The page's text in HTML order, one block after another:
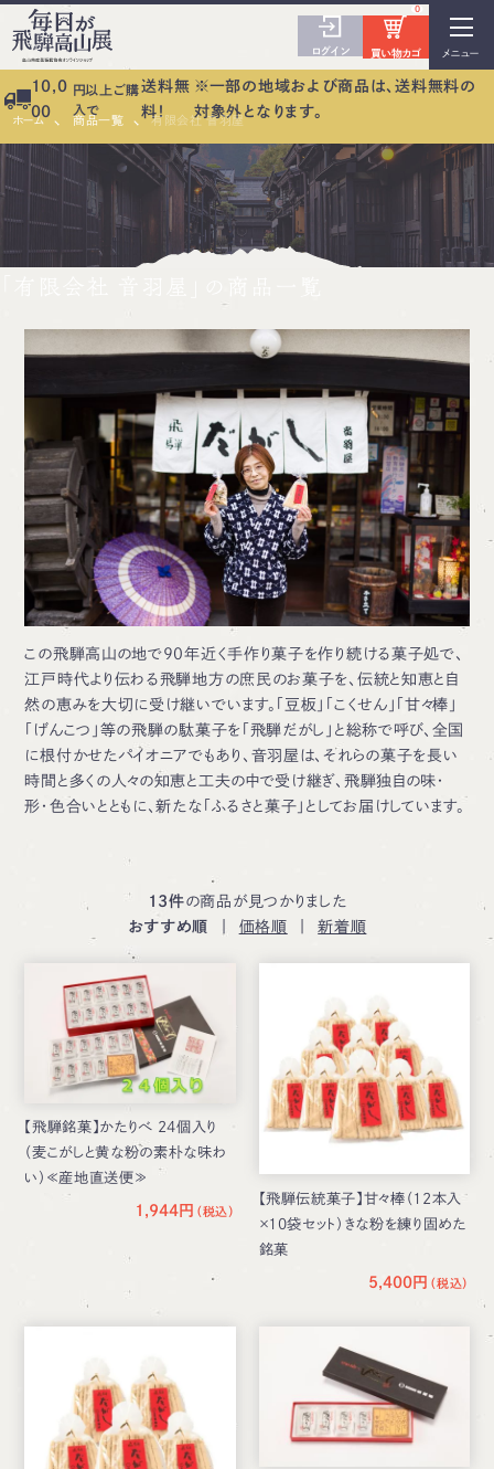
メニュー
ログイン 買い物カゴ
0
10,0
00
円以上ご購
入で
送料無
料！
※一部の地域および商品は、送料無料の
対象外となります。
ホーム 商品一覧 有限会社 音羽屋
この飛騨高山の地で90年近く手作り菓子を作り続ける菓子処で、
江戸時代より伝わる飛騨地方の庶民のお菓子を、伝統と知恵と自
然の恵みを大切に受け継いでいます。「豆板」「こくせん」「甘々棒」
「げんこつ」等の飛騨の駄菓子を「飛騨だがし」と総称で呼び、全国
に根付かせたパイオニアでもあり、音羽屋は、それらの菓子を長い
時間と多くの人々の知恵と工夫の中で受け継ぎ、飛騨独自の味・
形・色合いとともに、新たな「ふるさと菓子」としてお届けしています。
13件の商品が見つかりました
おすすめ順
価格順 |新着順
【飛騨銘菓】かたりべ 24個入り
（麦こがしと黄な粉の素朴な味わ
い）≪産地直送便≫
1,944円
【飛騨伝統菓子】甘々棒（12本入
×10袋セット）きな粉を練り固めた
銘菓
5,400円